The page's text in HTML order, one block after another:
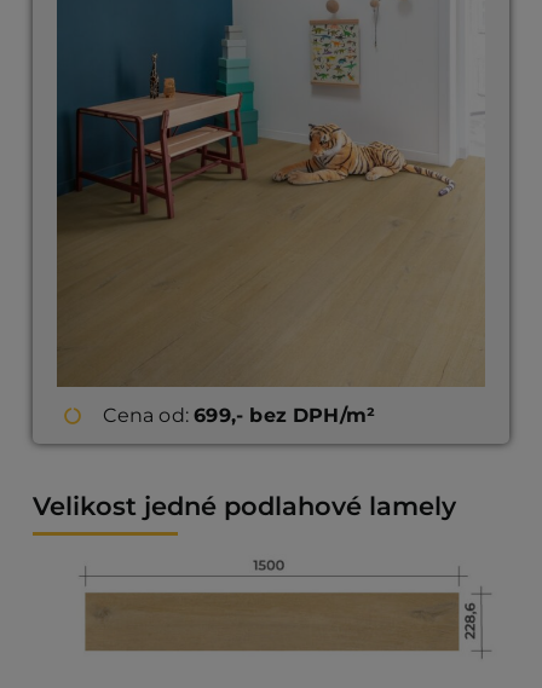
Cena od:699,- bez DPH/m²
Velikost jedné podlahové lamely